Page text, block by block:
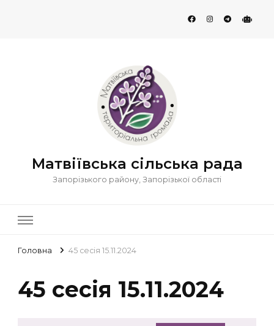
Матвіївська сільська рада
Запорізького району, Запорізької області
Головна 45 сесія 15.11.2024
45 сесія 15.11.2024